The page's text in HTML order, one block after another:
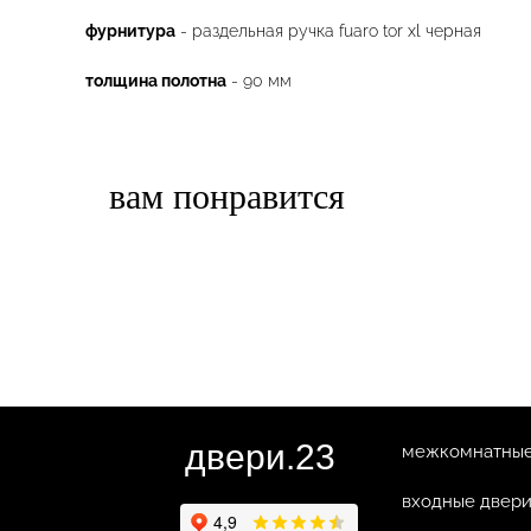
фурнитура - раздельная ручка fuaro tor xl черная
толщина полотна - 90 мм
вам понравится
двери.23
входные двери